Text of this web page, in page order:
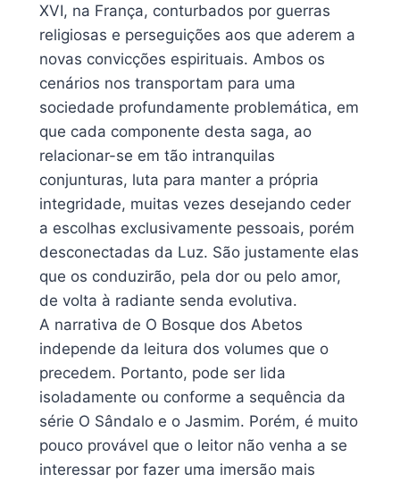
XVI, na França, conturbados por guerras
religiosas e perseguições aos que aderem a
novas convicções espirituais. Ambos os
cenários nos transportam para uma
sociedade profundamente problemática, em
que cada componente desta saga, ao
relacionar-se em tão intranquilas
conjunturas, luta para manter a própria
integridade, muitas vezes desejando ceder
a escolhas exclusivamente pessoais, porém
desconectadas da Luz. São justamente elas
que os conduzirão, pela dor ou pelo amor,
de volta à radiante senda evolutiva.
A narrativa de O Bosque dos Abetos
independe da leitura dos volumes que o
precedem. Portanto, pode ser lida
isoladamente ou conforme a sequência da
série O Sândalo e o Jasmim. Porém, é muito
pouco provável que o leitor não venha a se
interessar por fazer uma imersão mais